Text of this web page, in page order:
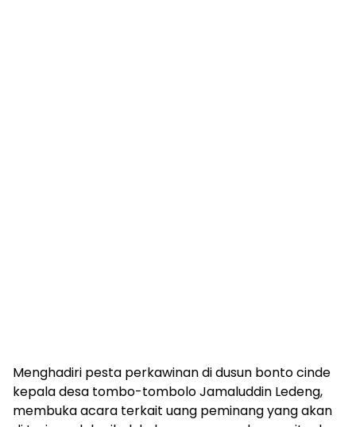
Menghadiri pesta perkawinan di dusun bonto cinde
kepala desa tombo-tombolo Jamaluddin Ledeng,
membuka acara terkait uang peminang yang akan